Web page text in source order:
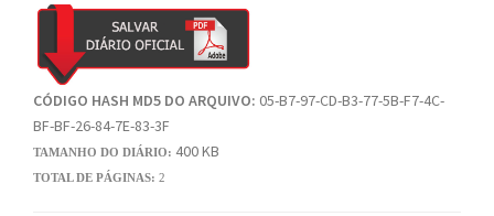
CÓDIGO HASH MD5 DO ARQUIVO: 05-B7-97-CD-B3-77-5B-F7-4C-
BF-BF-26-84-7E-83-3F
TAMANHO DO DIÁRIO: 400 KB
TOTAL DE PÁGINAS: 2